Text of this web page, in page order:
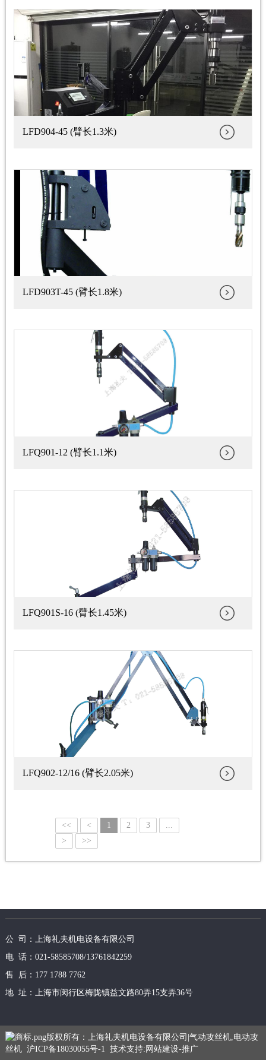
LFD904-45 (臂长1.3米)
LFD903T-45 (臂长1.8米)
LFQ901-12 (臂长1.1米)
LFQ901S-16 (臂长1.45米)
LFQ902-12/16 (臂长2.05米)
<< < 1 2 3
>
>>
公 司：上海礼夫机电设备有限公司
电 话：021-58585708/13761842259
售 后：177 1788 7762
地 址：上海市闵行区梅陇镇益文路80弄15支弄36号
版权所有：上海礼夫机电设备有限公司|气动攻丝机,电动攻
丝机 沪ICP备18030055号-1 技术支持: 网站建设-推广